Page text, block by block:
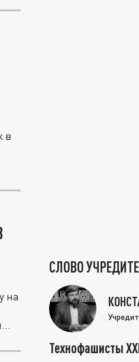
в
на
СЛОВО
Технофашисты